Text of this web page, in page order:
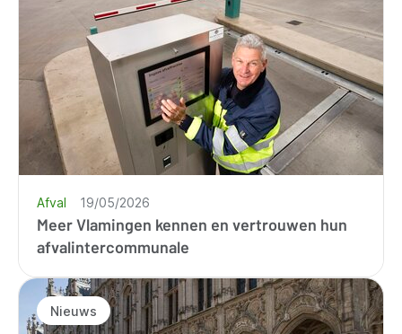
Meer Vlamingen kennen en vertrouwen hun
afvalintercommunale
Afval 19/05/2026
Nieuws